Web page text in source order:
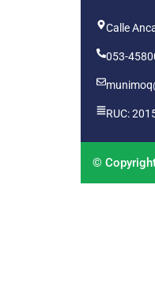
Calle
053-
RUC:
©